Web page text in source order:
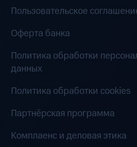
Пользовательское
Оферта банка
Политика обработки
данных
Политика обработки cookies
Партнёрская программа
Комплаенс и деловая этика